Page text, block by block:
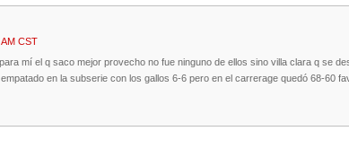
CST
mí el q saco mejor provecho no fue ninguno de ellos sino villa clara q se
en la subserie con los gallos 6-6 pero en el carrerage quedó 68-60